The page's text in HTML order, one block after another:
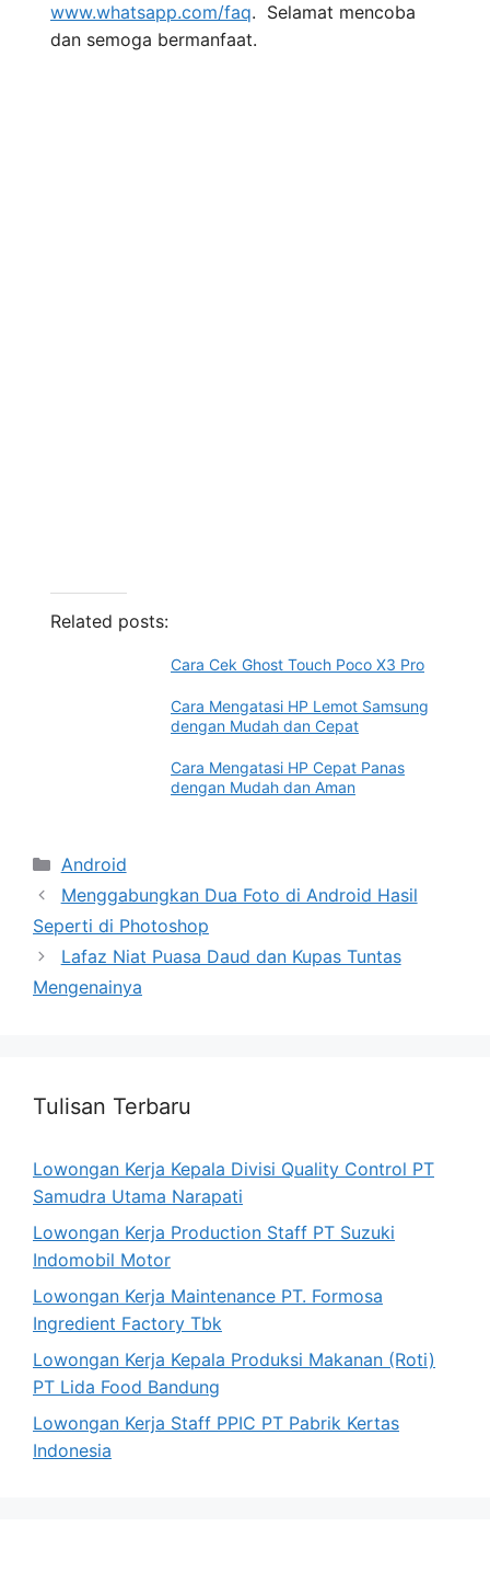
www.whatsapp.com/faq. Selamat mencoba
dan semoga bermanfaat.
Related posts:
Cara Cek Ghost Touch Poco X3 Pro
Cara Mengatasi HP Lemot Samsung
dengan Mudah dan Cepat
Cara Mengatasi HP Cepat Panas
dengan Mudah dan Aman
Categories
Android
Menggabungkan Dua Foto di Android Hasil
Seperti di Photoshop
Lafaz Niat Puasa Daud dan Kupas Tuntas
Mengenainya
Tulisan Terbaru
Lowongan Kerja Kepala Divisi Quality Control PT
Samudra Utama Narapati
Lowongan Kerja Production Staff PT Suzuki
Indomobil Motor
Lowongan Kerja Maintenance PT. Formosa
Ingredient Factory Tbk
Lowongan Kerja Kepala Produksi Makanan (Roti)
PT Lida Food Bandung
Lowongan Kerja Staff PPIC PT Pabrik Kertas
Indonesia